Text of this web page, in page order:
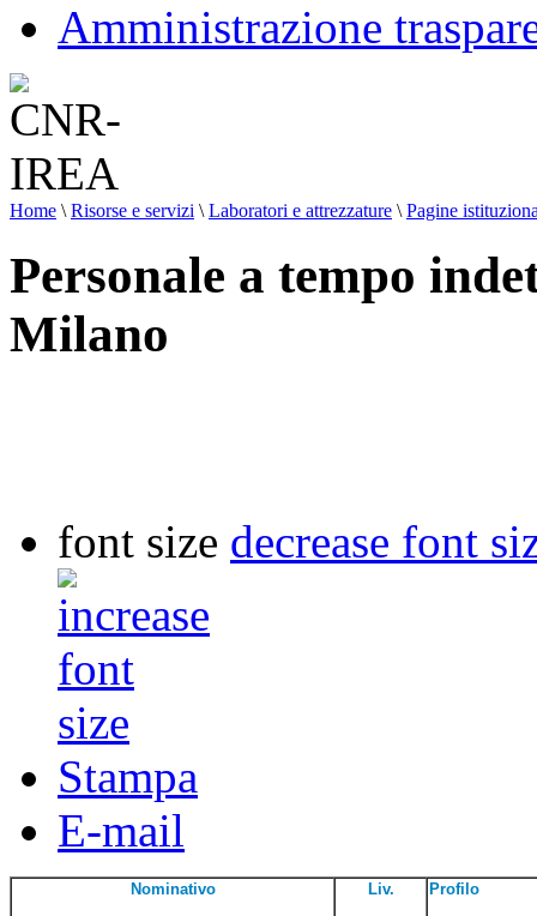
Amministrazione
Home \ Risorse e servizi \ Laboratori e attrezzature \ Pagine
Personale a tempo
Milano
font size decrease font
Stampa
E-mail
Nominativo Liv. Profilo